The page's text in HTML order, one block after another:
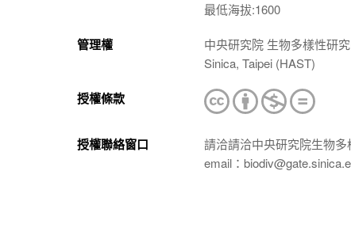
最低海拔:1600
管理權
中央研究院 生物多樣性研
Sinica, Taipei (HAST)
授權條款
授權聯絡窗口
請洽請洽中央研究院生物
email：